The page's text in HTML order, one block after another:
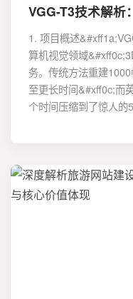
VGG-T3技术解析
1. 项目概述
算机视觉领域
务。传统方法重建
至更长时间&#xff0c;而
个时间压缩到了惊人